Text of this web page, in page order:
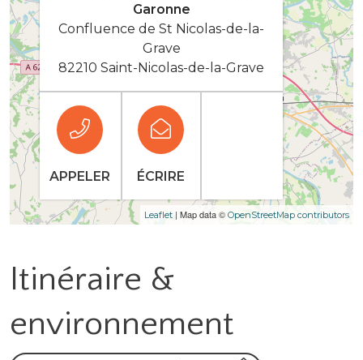
Leaflet | Map data © OpenStreetMap contributors
Garonne
Confluence de St Nicolas-de-la-
Grave
82210 Saint-Nicolas-de-la-Grave
APPELER ÉCRIRE
Itinéraire &
environnement